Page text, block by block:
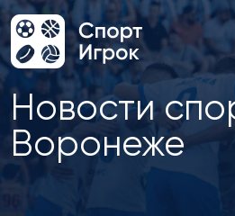
Новости
Воронеже